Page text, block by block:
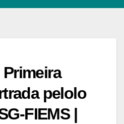
Primeira
pelolo
FIEMS |